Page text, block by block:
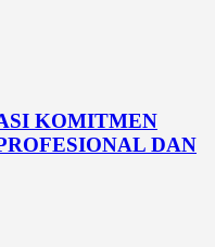
KOMITMEN
DAN